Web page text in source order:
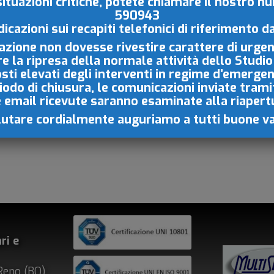
fotovoltaico condominialeper la produzione di
parziale
per massimizzare
Si tratta di un investimento in grado di
l’autoproduzione, auto-consumo di energia
pompe dell’acqua, luci scale, luci esterne,
e
590943
sui recapiti telefonici di riferimento
non dovesse rivestire carattere di
la ripresa della normale attività dello
elevati degli interventi in regime
di chiusura, le comunicazioni inviate
email ricevute saranno esaminate alla
cordialmente auguriamo a tutti buone